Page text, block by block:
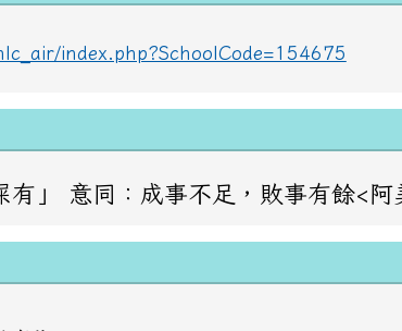
index.php?SchoolCode=154675
有」 意同：成事不足，敗事有餘